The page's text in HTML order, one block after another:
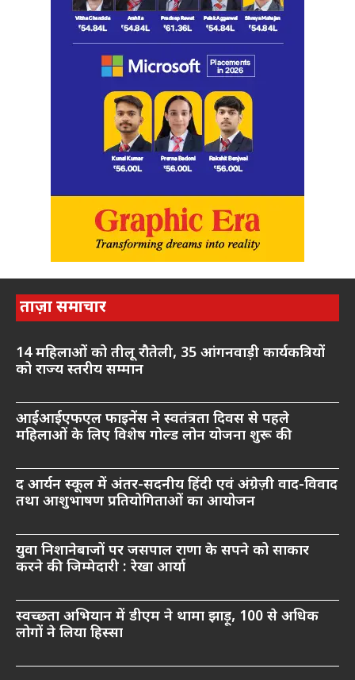
ताज़ा समाचार
14 महिलाओं को तीलू रौतेली, 35 आंगनवाड़ी कार्यकत्रियों
को राज्य स्तरीय सम्मान
आईआईएफएल फाइनेंस ने स्वतंत्रता दिवस से पहले
महिलाओं के लिए विशेष गोल्ड लोन योजना शुरू की
द आर्यन स्कूल में अंतर-सदनीय हिंदी एवं अंग्रेज़ी वाद-विवाद
तथा आशुभाषण प्रतियोगिताओं का आयोजन
युवा निशानेबाजों पर जसपाल राणा के सपने को साकार
करने की जिम्मेदारी : रेखा आर्या
स्वच्छता अभियान में डीएम ने थामा झाड़ू, 100 से अधिक
लोगों ने लिया हिस्सा